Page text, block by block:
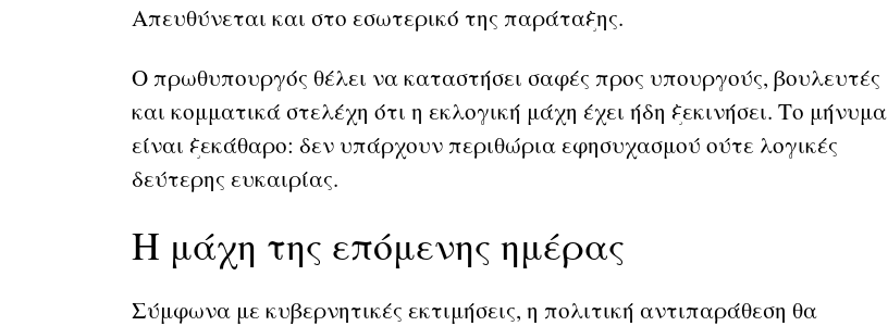
Απευθύνεται και στο εσωτερικό της παράταξης.
Ο πρωθυπουργός θέλει να καταστήσει σαφές προς υπουργούς, βουλευτές
και κομματικά στελέχη ότι η εκλογική μάχη έχει ήδη ξεκινήσει. Το μήνυμα
είναι ξεκάθαρο: δεν υπάρχουν περιθώρια εφησυχασμού ούτε λογικές
δεύτερης ευκαιρίας.
Η μάχη της επόμενης ημέρας
Σύμφωνα με κυβερνητικές εκτιμήσεις, η πολιτική αντιπαράθεση θα